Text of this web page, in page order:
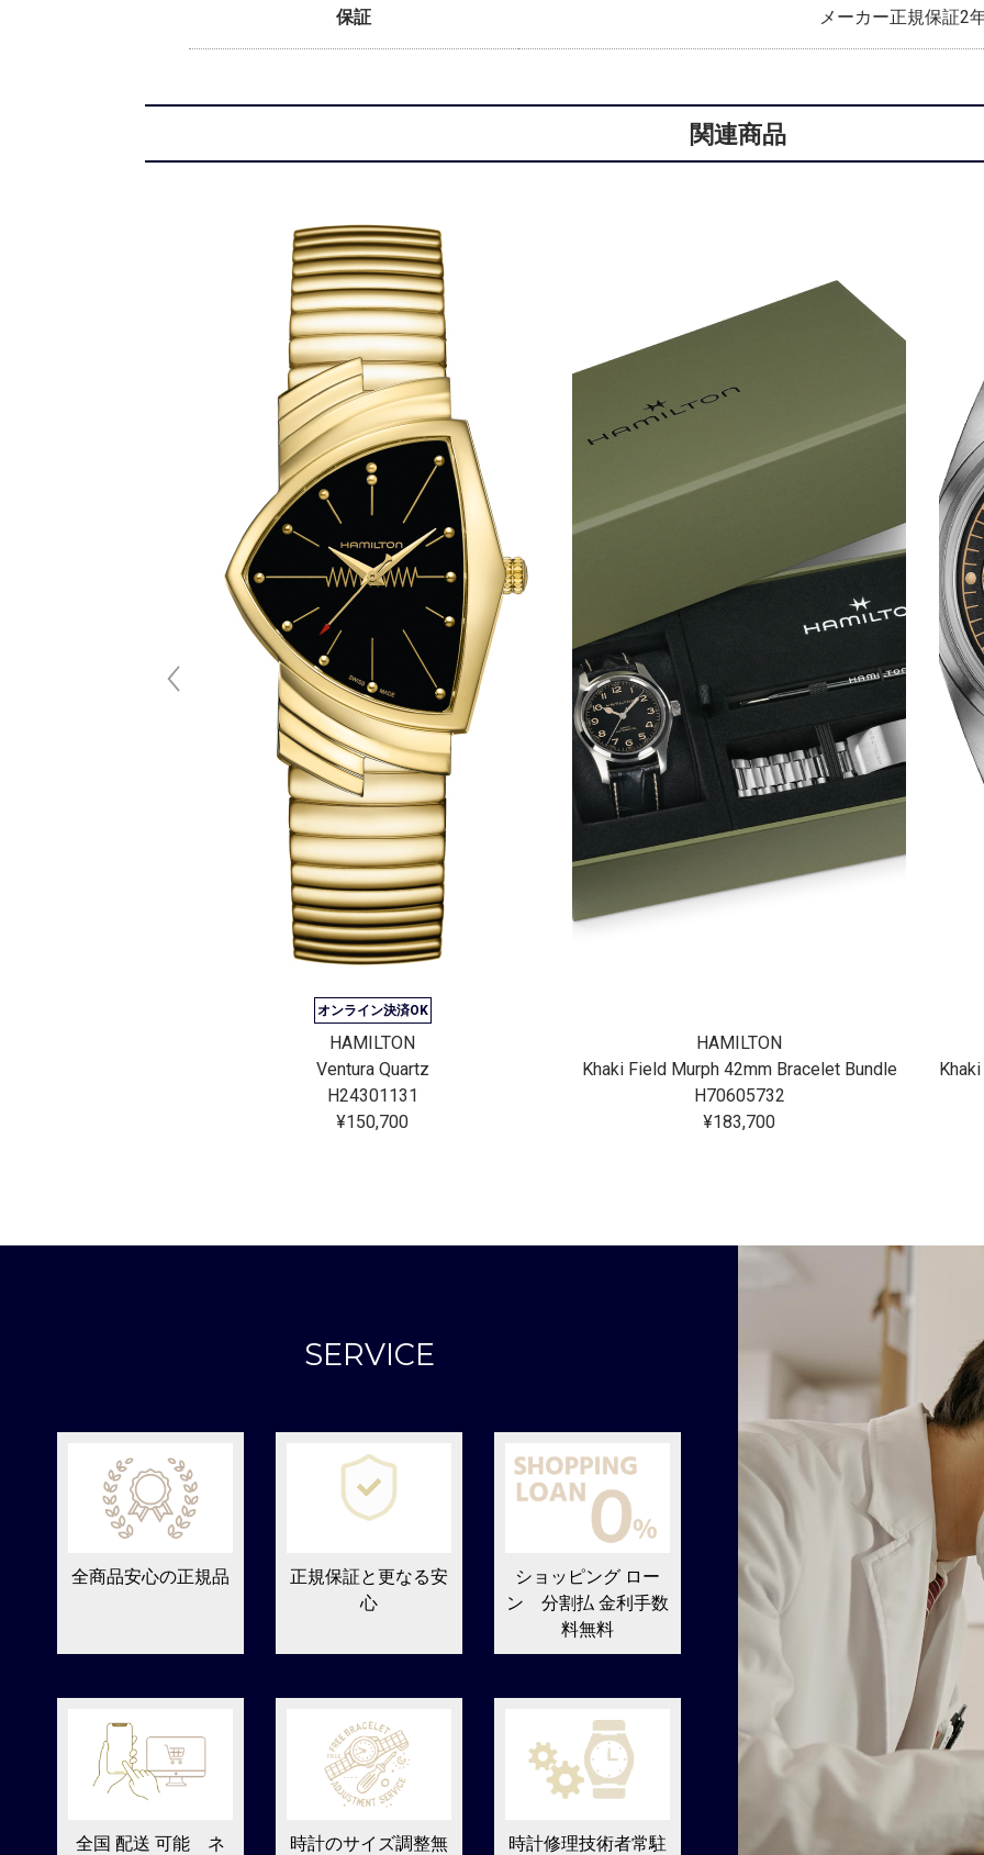
保証 メーカー正規保証2
関連商品
オンライン決済OK
HAMILTON
Ventura Quartz
H24301131
¥150,700
HAMILTON
Khaki Field Murph 42mm Bracelet Bundle
H70605732
¥183,700
SERVICE
全商品安心の正規品
正規保証と更なる安
心
ショッピング ロー
ン 分割払 金利手数
料無料
全国 配送 可能 ネ 時計のサイズ調整無 時計修理技術者常駐